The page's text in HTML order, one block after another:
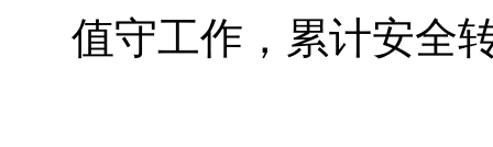
值守工作，累计安全